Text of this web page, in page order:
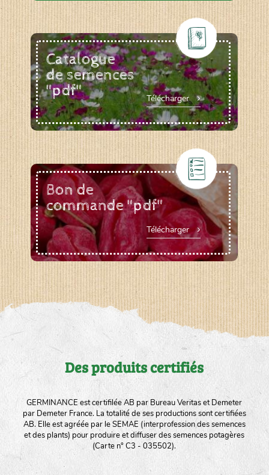
Catalogue
de semences
"pdf"
Télécharger
Bon de
commande "pdf"
Télécharger
Des produits certifiés
GERMINANCE est certifilée AB par Bureau Veritas et Demeter
par Demeter France. La totalité de ses productions sont certifiées
AB. Elle est agréée par le SEMAE (interprofession des semences
et des plants) pour produire et diffuser des semences potagères
(Carte n° C3 - 035502).